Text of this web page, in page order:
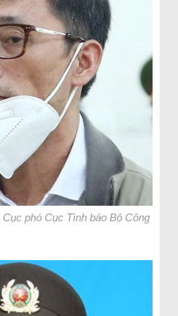
phó Cục Tình báo Bộ Công